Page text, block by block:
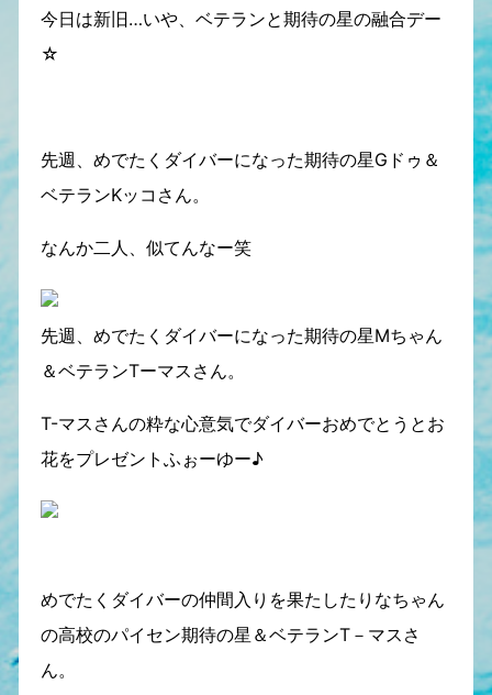
今日は新旧…いや、ベテランと期待の星の融合デー
☆
先週、めでたくダイバーになった期待の星Gドゥ＆
ベテランKッコさん。
なんか二人、似てんなー笑
先週、めでたくダイバーになった期待の星Mちゃん
＆ベテランTーマスさん。
T-マスさんの粋な心意気でダイバーおめでとうとお
花をプレゼントふぉーゆー♪
めでたくダイバーの仲間入りを果たしたりなちゃん
の高校のパイセン期待の星＆ベテランT－マスさ
ん。